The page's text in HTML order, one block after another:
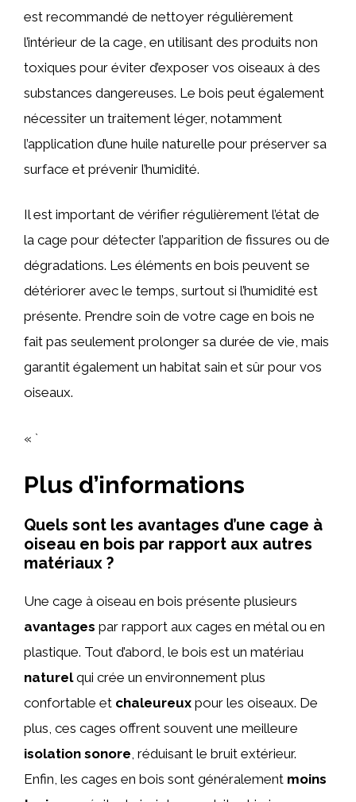
est recommandé de nettoyer régulièrement
l’intérieur de la cage, en utilisant des produits non
toxiques pour éviter d’exposer vos oiseaux à des
substances dangereuses. Le bois peut également
nécessiter un traitement léger, notamment
l’application d’une huile naturelle pour préserver sa
surface et prévenir l’humidité.
Il est important de vérifier régulièrement l’état de
la cage pour détecter l’apparition de fissures ou de
dégradations. Les éléments en bois peuvent se
détériorer avec le temps, surtout si l’humidité est
présente. Prendre soin de votre cage en bois ne
fait pas seulement prolonger sa durée de vie, mais
garantit également un habitat sain et sûr pour vos
oiseaux.
« `
Plus d’informations
Quels sont les avantages d’une cage à
oiseau en bois par rapport aux autres
matériaux ?
Une cage à oiseau en bois présente plusieurs
avantages par rapport aux cages en métal ou en
plastique. Tout d’abord, le bois est un matériau
naturelqui crée un environnement plus
confortable et chaleureux pour les oiseaux. De
plus, ces cages offrent souvent une meilleure
isolation sonore, réduisant le bruit extérieur.
Enfin, les cages en bois sont généralement moins